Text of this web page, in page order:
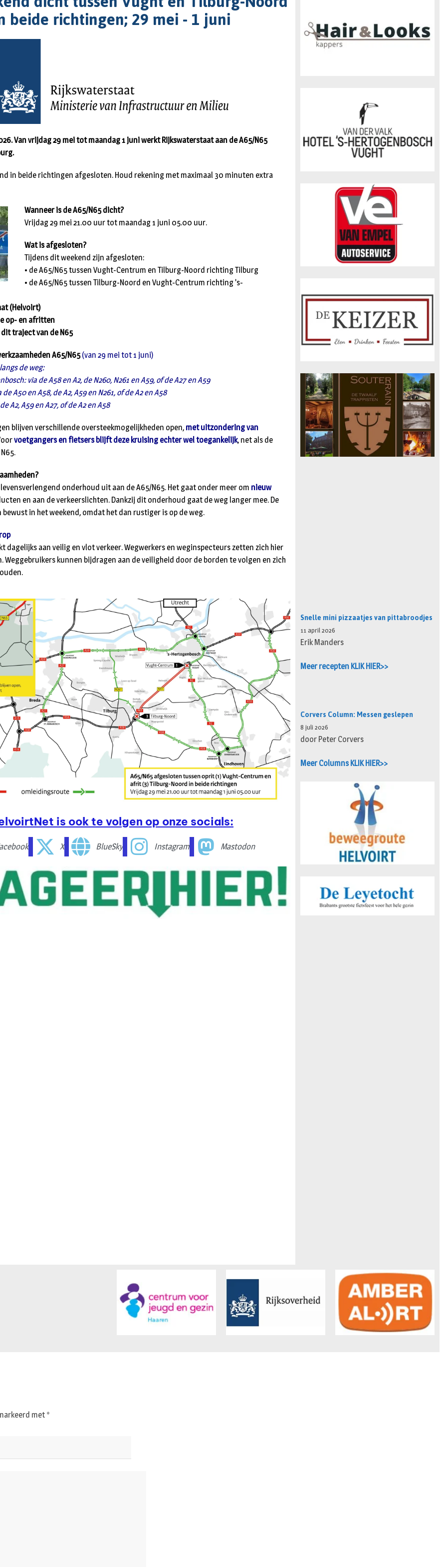
beide richtingen; 29 mei - 1 juni
Van vrijdag 29 mei tot maandag 1 juni werkt Rijkswaterstaat aan de A65/N65
in beide richtingen afgesloten. Houd rekening met maximaal 30 minuten extra
Wanneer is de A65/N65 dicht?
Vrijdag 29 mei 21.00 uur tot maandag 1 juni 05.00 uur.
Wat is afgesloten?
Tijdens dit weekend zijn afgesloten:
• de A65/N65 tussen Vught-Centrum en Tilburg-Noord richting Tilburg
• de A65/N65 tussen Tilburg-Noord en Vught-Centrum richting ’s-
(Helvoirt)
op- en afritten
traject van de N65
A65/N65(van 29 mei tot 1 juni)
de weg:
via de A58 en A2, de N260, N261 en A59, of de A27 en A59
A50 en A58, de A2, A59 en N261, of de A2 en A58
A2, A59 en A27, of de A2 en A58
blijven verschillende oversteekmogelijkheden open, met uitzondering van
voetgangers en fietsers blijft deze kruising echter wel toegankelijk, net als de
onderhoud uit aan de A65/N65. Het gaat onder meer om nieuw
en aan de verkeerslichten. Dankzij dit onderhoud gaat de weg langer mee. De
bewust in het weekend, omdat het dan rustiger is op de weg.
dagelijks aan veilig en vlot verkeer. Wegwerkers en weginspecteurs zetten zich hier
Weggebruikers kunnen bijdragen aan de veiligheid door de borden te volgen en zich
is ook te volgen op onze socials:
X BlueSky Instagram Mastodon
Snelle mini pizzaatjes van pittabroodjes
11 april 2026
Erik Manders
Meer recepten KLIK HIER>>
Corvers Column: Messen geslepen
8 juli 2026
door Peter Corvers
Meer Columns KLIK HIER>>
met *